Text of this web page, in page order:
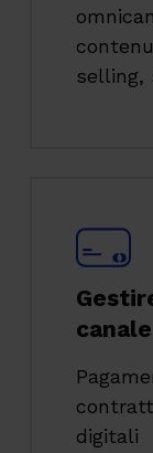
selling,
canale
digitali